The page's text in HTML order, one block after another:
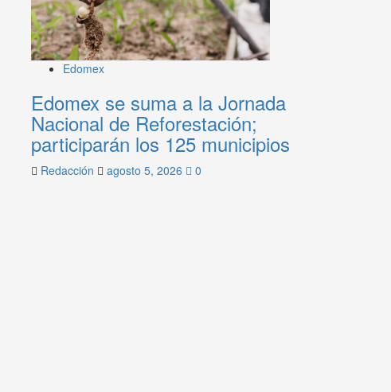
Edomex
Edomex se suma a la Jornada
Nacional de Reforestación;
participarán los 125 municipios
Redacción agosto 5, 2026 0